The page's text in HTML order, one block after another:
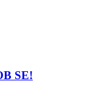
SE!